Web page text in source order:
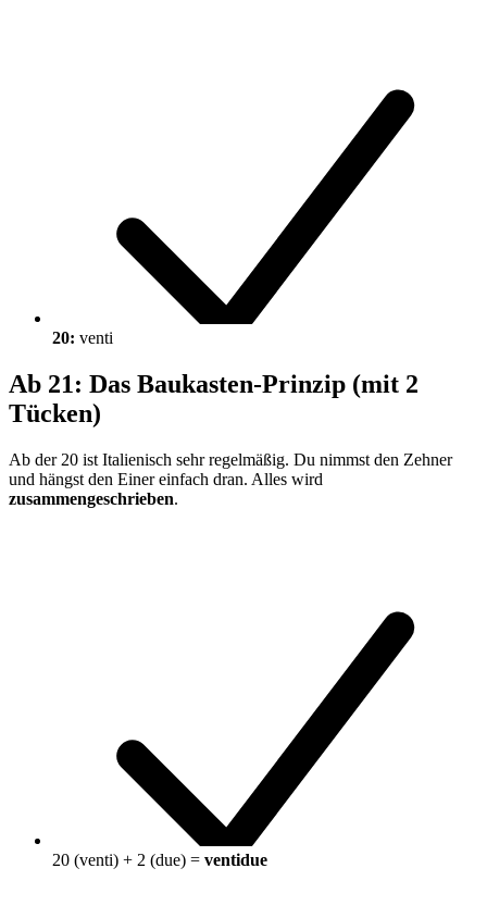
20: venti
Ab 21: Das Baukasten-Prinzip (mit 2
Tücken)
Ab der 20 ist Italienisch sehr regelmäßig. Du nimmst den Zehner
und hängst den Einer einfach dran. Alles wird
zusammengeschrieben.
20 (venti) + 2 (due) = ventidue